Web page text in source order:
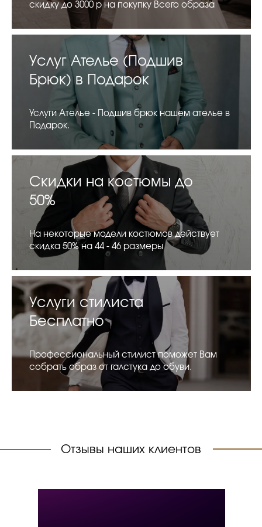
скидку до 3000 р на покупку Всего образа
Услуг Ателье (Подшив
Брюк) в Подарок
Услуги Ателье - Подшив брюк нашем ателье в
Подарок.
Скидки на костюмы до
50%
На некоторые модели костюмов действует
скидка 50% на 44 - 46 размеры
Услуги стилиста
Бесплатно
Профессиональный стилист поможет Вам
собрать образ от галстука до обуви.
Отзывы наших клиентов